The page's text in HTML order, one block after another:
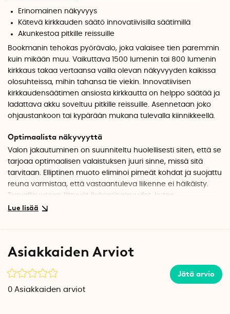
Erinomainen näkyvyys
Kätevä kirkkauden säätö innovatiivisilla säätimillä
Akunkestoa pitkille reissuille
Bookmanin tehokas pyörävalo, joka valaisee tien paremmin
kuin mikään muu. Vaikuttava 1500 lumenin tai 800 lumenin
kirkkaus takaa vertaansa vailla olevan näkyvyyden kaikissa
olosuhteissa, mihin tahansa tie viekin. Innovatiivisen
kirkkaudensäätimen ansiosta kirkkautta on helppo säätää ja
ladattava akku soveltuu pitkille reissuille. Asennetaan joko
ohjaustankoon tai kypärään mukana tulevalla kiinnikkeellä.
Optimaalista näkyvyyttä
Valon jakautuminen on suunniteltu huolellisesti siten, että se
tarjoaa optimaalisen valaistuksen juuri sinne, missä sitä
tarvitaan. Elliptinen muoto eliminoi pimeät kohdat ja suojattu
reuna varmistaa, että vastaantuleva liikenne ei häikäisty.
Turvallisuuteen liittyvät lisäominaisuudet, kuten
päivänvalotila ja sivunäkyvyysikkuna, tekevät valosta
4000 mAh akku tekee valosta täydellisen sekä kaupungin
Yksinkertainen kirkkauden säätö
Asiakkaiden Arviot
Jätä arvio
0 Asiakkaiden arviot